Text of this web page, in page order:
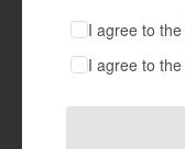
I agree to the
I agree to the